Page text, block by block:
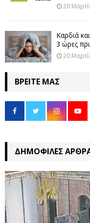
20
Καρδιά
3 ώρες
20
ΒΡΕΊΤΕ ΜΑΣ
ΔΗΜΟΦΙΛΈΣ